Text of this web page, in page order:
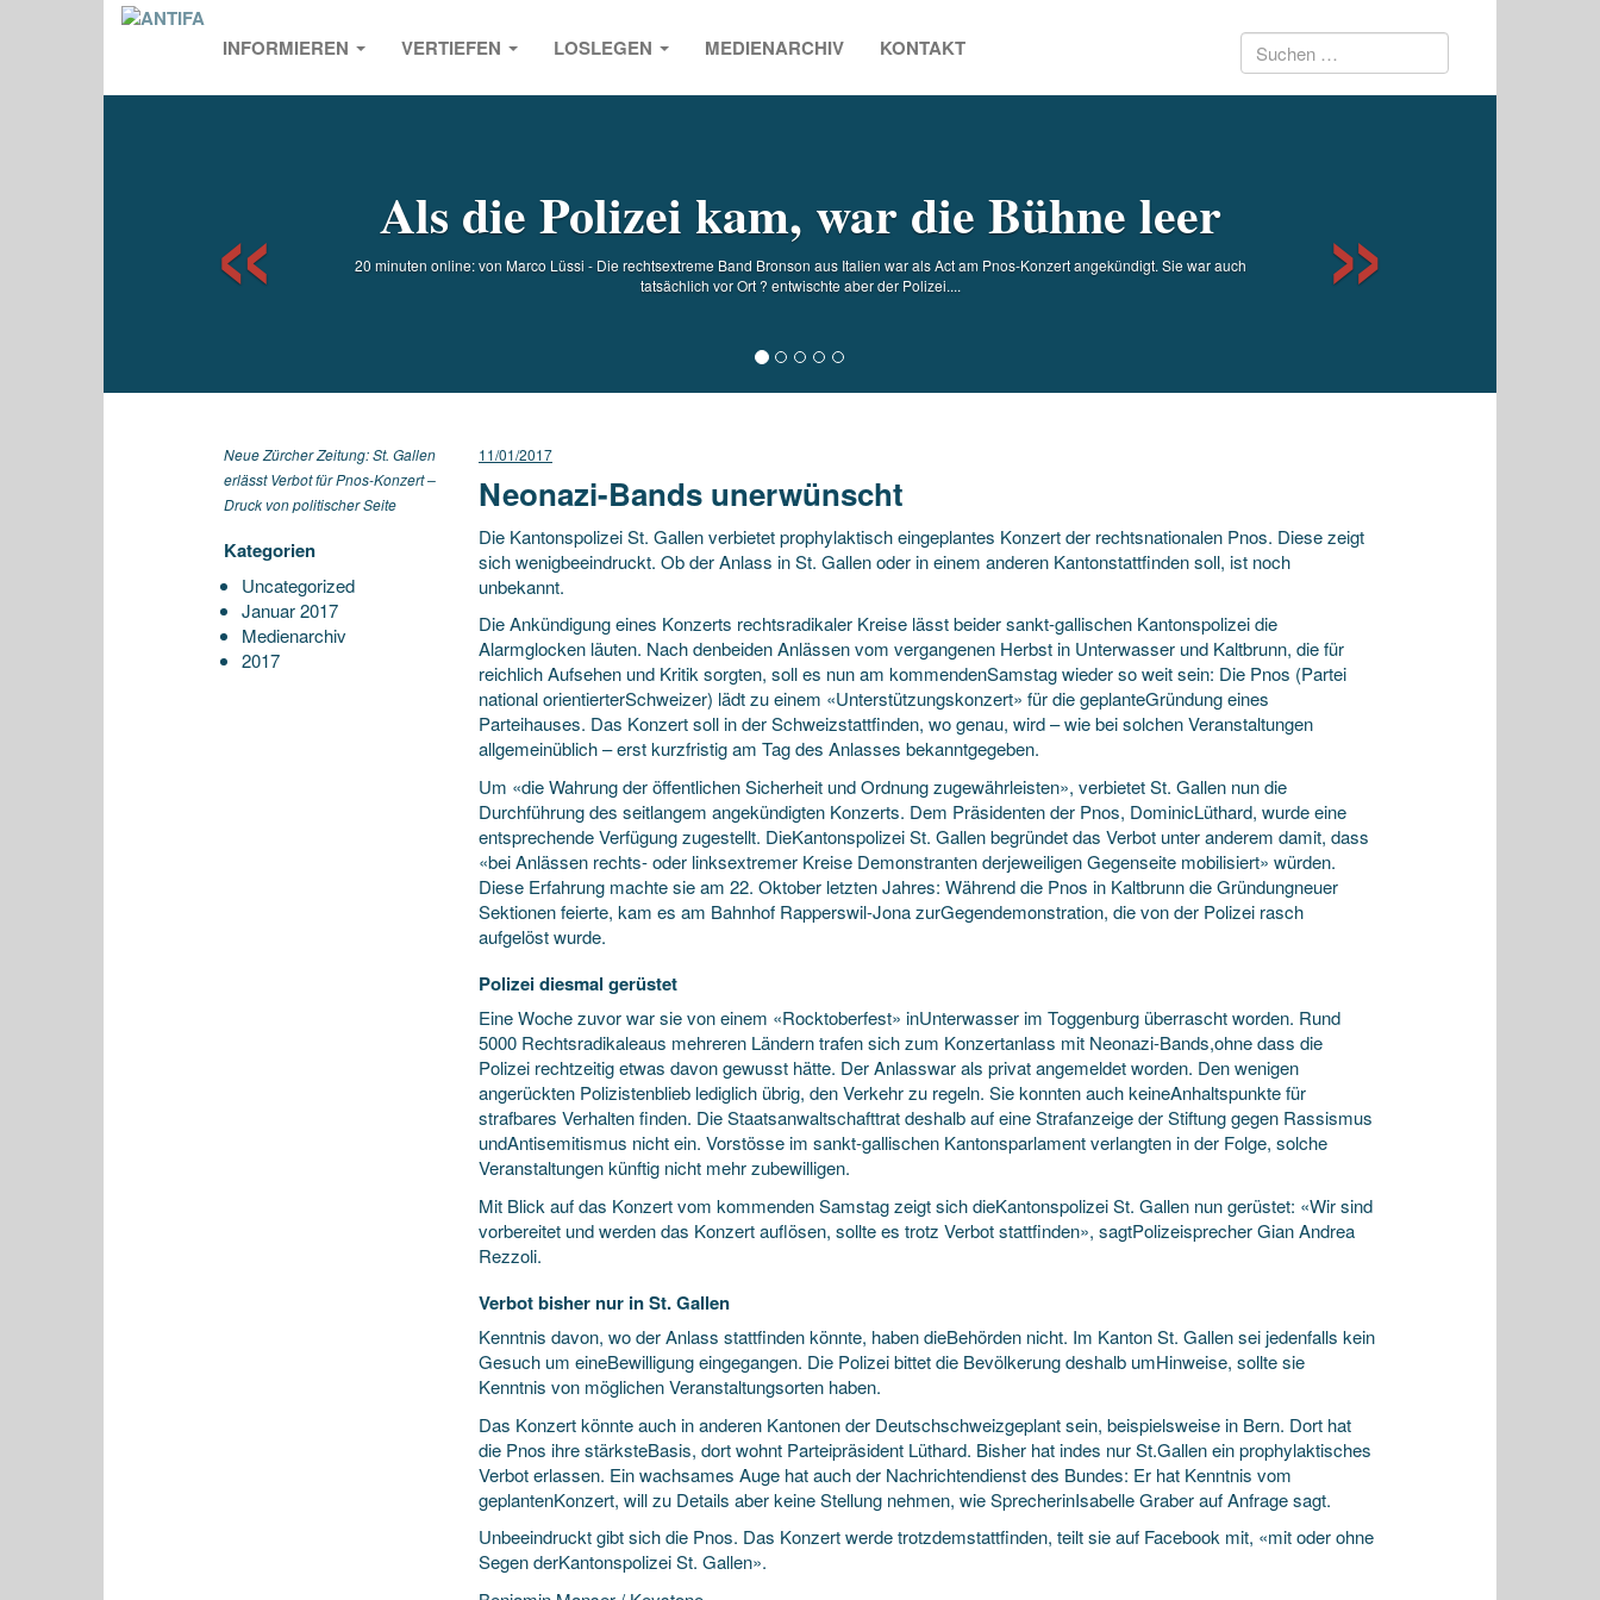
INFORMIEREN VERTIEFEN LOSLEGEN MEDIENARCHIV KONTAKT Suchen
Als die Polizei kam, war die Bühne leer
20 minuten online: von Marco Lüssi - Die rechtsextreme Band Bronson aus Italien war als Act am Pnos-Konzert angekündigt. Sie war auch
tatsächlich vor Ort ? entwischte aber der Polizei....
Neue Zürcher Zeitung: St. Gallen
erlässt Verbot für Pnos-Konzert –
Druck von politischer Seite
Kategorien
Uncategorized
Januar 2017
Medienarchiv
2017
11/01/2017
Neonazi-Bands unerwünscht
Die Kantonspolizei St. Gallen verbietet prophylaktisch eingeplantes Konzert der rechtsnationalen Pnos. Diese zeigt
sich wenigbeeindruckt. Ob der Anlass in St. Gallen oder in einem anderen Kantonstattfinden soll, ist noch
unbekannt.
Die Ankündigung eines Konzerts rechtsradikaler Kreise lässt beider sankt-gallischen Kantonspolizei die
Alarmglocken läuten. Nach denbeiden Anlässen vom vergangenen Herbst in Unterwasser und Kaltbrunn, die für
reichlich Aufsehen und Kritik sorgten, soll es nun am kommendenSamstag wieder so weit sein: Die Pnos (Partei
national orientierterSchweizer) lädt zu einem «Unterstützungskonzert» für die geplanteGründung eines
Parteihauses. Das Konzert soll in der Schweizstattfinden, wo genau, wird – wie bei solchen Veranstaltungen
allgemeinüblich – erst kurzfristig am Tag des Anlasses bekanntgegeben.
Um «die Wahrung der öffentlichen Sicherheit und Ordnung zugewährleisten», verbietet St. Gallen nun die
Durchführung des seitlangem angekündigten Konzerts. Dem Präsidenten der Pnos, DominicLüthard, wurde eine
entsprechende Verfügung zugestellt. DieKantonspolizei St. Gallen begründet das Verbot unter anderem damit, dass
«bei Anlässen rechts- oder linksextremer Kreise Demonstranten derjeweiligen Gegenseite mobilisiert» würden.
Diese Erfahrung machte sie am 22. Oktober letzten Jahres: Während die Pnos in Kaltbrunn die Gründungneuer
Sektionen feierte, kam es am Bahnhof Rapperswil-Jona zurGegendemonstration, die von der Polizei rasch
aufgelöst wurde.
Polizei diesmal gerüstet
Eine Woche zuvor war sie von einem «Rocktoberfest» inUnterwasser im Toggenburg überrascht worden. Rund
5000 Rechtsradikaleaus mehreren Ländern trafen sich zum Konzertanlass mit Neonazi-Bands,ohne dass die
Polizei rechtzeitig etwas davon gewusst hätte. Der Anlasswar als privat angemeldet worden. Den wenigen
angerückten Polizistenblieb lediglich übrig, den Verkehr zu regeln. Sie konnten auch keineAnhaltspunkte für
strafbares Verhalten finden. Die Staatsanwaltschafttrat deshalb auf eine Strafanzeige der Stiftung gegen Rassismus
undAntisemitismus nicht ein. Vorstösse im sankt-gallischen Kantonsparlament verlangten in der Folge, solche
Veranstaltungen künftig nicht mehr zubewilligen.
Mit Blick auf das Konzert vom kommenden Samstag zeigt sich dieKantonspolizei St. Gallen nun gerüstet: «Wir sind
vorbereitet und werden das Konzert auflösen, sollte es trotz Verbot stattfinden», sagtPolizeisprecher Gian Andrea
Rezzoli.
Verbot bisher nur in St. Gallen
Kenntnis davon, wo der Anlass stattfinden könnte, haben dieBehörden nicht. Im Kanton St. Gallen sei jedenfalls kein
Gesuch um eineBewilligung eingegangen. Die Polizei bittet die Bevölkerung deshalb umHinweise, sollte sie
Kenntnis von möglichen Veranstaltungsorten haben.
Das Konzert könnte auch in anderen Kantonen der Deutschschweizgeplant sein, beispielsweise in Bern. Dort hat
die Pnos ihre stärksteBasis, dort wohnt Parteipräsident Lüthard. Bisher hat indes nur St.Gallen ein prophylaktisches
Verbot erlassen. Ein wachsames Auge hat auch der Nachrichtendienst des Bundes: Er hat Kenntnis vom
geplantenKonzert, will zu Details aber keine Stellung nehmen, wie SprecherinIsabelle Graber auf Anfrage sagt.
Unbeeindruckt gibt sich die Pnos. Das Konzert werde trotzdemstattfinden, teilt sie auf Facebook mit, «mit oder ohne
Segen derKantonspolizei St. Gallen».